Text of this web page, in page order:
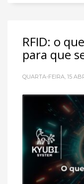
RFID: o
para que
QUARTA-FEIRA, 15